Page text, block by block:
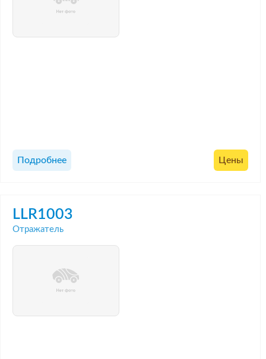
Подробнее Цены
LLR1003
Отражатель